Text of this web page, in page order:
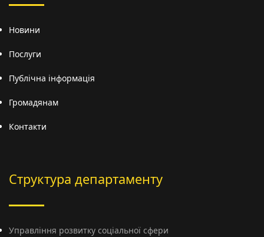
Новини
Послуги
Публічна інформація
Громадянам
Контакти
Структура департаменту
Управління розвитку соціальної сфери